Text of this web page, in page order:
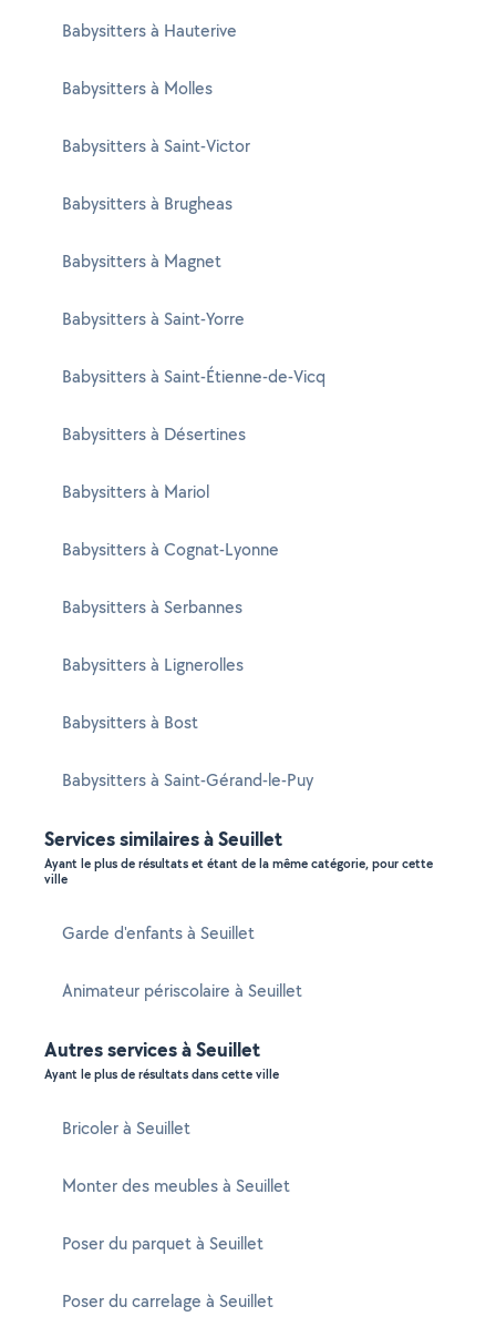
Babysitters à Hauterive
Babysitters à Molles
Babysitters à Saint-Victor
Babysitters à Brugheas
Babysitters à Magnet
Babysitters à Saint-Yorre
Babysitters à Saint-Étienne-de-Vicq
Babysitters à Désertines
Babysitters à Mariol
Babysitters à Cognat-Lyonne
Babysitters à Serbannes
Babysitters à Lignerolles
Babysitters à Bost
Babysitters à Saint-Gérand-le-Puy
Services similaires à Seuillet
Ayant le plus de résultats et étant de la même catégorie, pour cette
ville
Garde d'enfants à Seuillet
Animateur périscolaire à Seuillet
Autres services à Seuillet
Ayant le plus de résultats dans cette ville
Bricoler à Seuillet
Monter des meubles à Seuillet
Poser du parquet à Seuillet
Poser du carrelage à Seuillet